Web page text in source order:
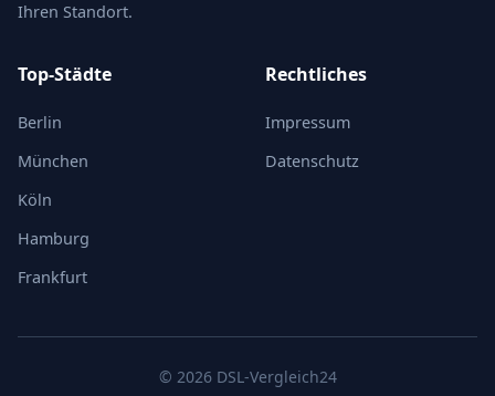
Ihren Standort.
Top-Städte
Berlin
München
Köln
Hamburg
Frankfurt
Rechtliches
Impressum
Datenschutz
© 2026 DSL-Vergleich24